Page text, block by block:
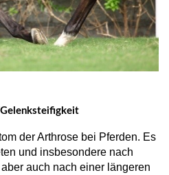
der Arthrose bei Pferden. Es
und insbesondere nach
auch nach einer längeren